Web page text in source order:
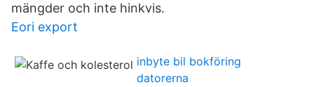
mängder och inte hinkvis.
Eori export
inbyte bil bokföring
datorerna